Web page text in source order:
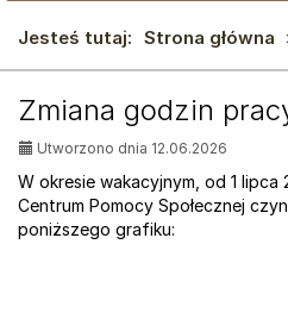
Jesteś tutaj: Strona główna
Zmiana godzin
Utworzono dnia 12.06.2026
W okresie wakacyjnym, od 1 lipca
Centrum Pomocy Społecznej
poniższego grafiku: